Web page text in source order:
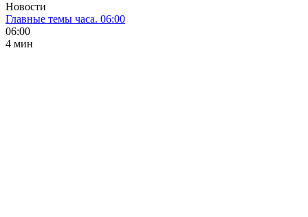
Новости
Главные темы часа. 06:00
06:00
4 мин